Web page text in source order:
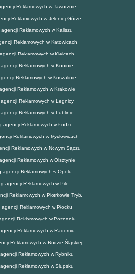
Reklamowych w Jaworznie
Reklamowych w Jeleniej Górze
agencji Reklamowych w Kaliszu
Reklamowych w Katowicach
Reklamowych w Kielcach
Reklamowych w Koninie
Reklamowych w Koszalinie
Reklamowych w Krakowie
Reklamowych w Legnicy
Reklamowych w Lublinie
agencji Reklamowych w Łodzi
Reklamowych w Mysłowicach
Reklamowych w Nowym Sączu
Reklamowych w Olsztynie
agencji Reklamowych w Opolu
agencji Reklamowych w Pile
Reklamowych w Piotrkowie Tryb.
agencji Reklamowych w Płocku
Reklamowych w Poznaniu
Reklamowych w Radomiu
Reklamowych w Rudzie Śląskiej
Reklamowych w Rybniku
Reklamowych w Słupsku